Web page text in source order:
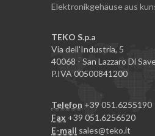
Elektronikgehäuse aus
TEKO S.p.a
Via dell'Industria, 5
40068 - San Lazzaro Di
P.IVA 00500841200
Telefon +39 051.6255190
Fax +39 051.6256520
E-mail sales@teko.it